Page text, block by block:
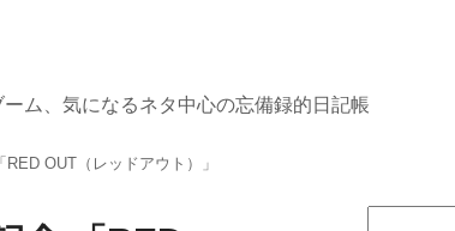
ム、気になるネタ中心の忘備録的日記帳
OUT（レッドアウト）」